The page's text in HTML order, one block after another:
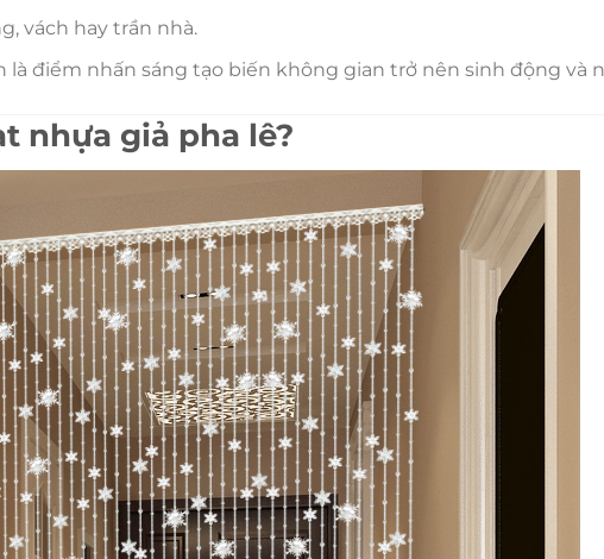
vách hay trần nhà.
là điểm nhấn sáng tạo biến không gian trở nên sinh động và
nhựa giả pha lê?